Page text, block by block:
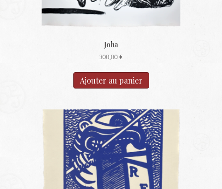
Joha
300,00 €
Ajouter au panier